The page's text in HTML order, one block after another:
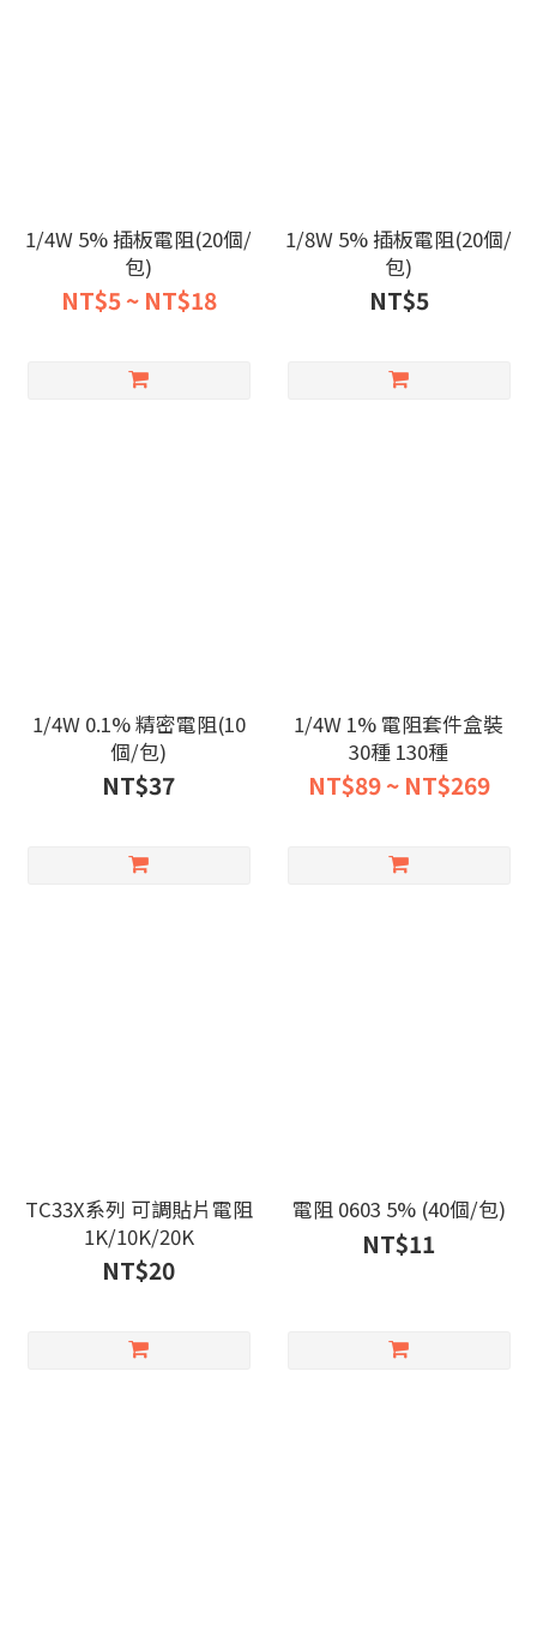
1/4W 5% 插板電阻(20個/
包)
NT$5 ~ NT$18
1/8W 5% 插板電阻(20個/
包)
NT$5
1/4W 0.1% 精密電阻(10
個/包)
NT$37
1/4W 1% 電阻套件盒裝
30種 130種
NT$89 ~ NT$269
TC33X系列 可調貼片電阻
1K/10K/20K
NT$20
電阻 0603 5% (40個/包)
NT$11